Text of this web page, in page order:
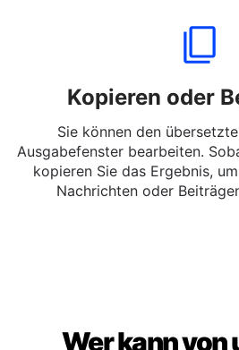
Amharische zu
Kopieren oder
Sie können den
Ausgabefenster bearbeiten.